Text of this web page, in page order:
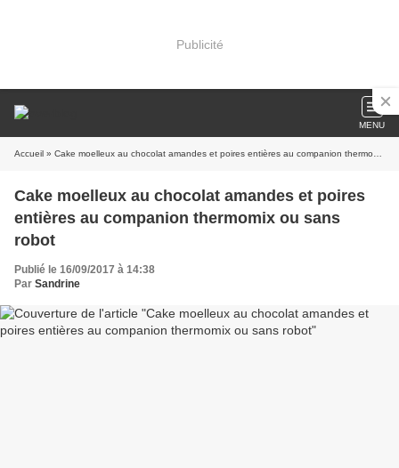
Publicité
MENU
Accueil » Cake moelleux au chocolat amandes et poires entières au companion thermomix ou sans robot
Cake moelleux au chocolat amandes et poires
entières au companion thermomix ou sans
robot
Publié le 16/09/2017 à 14:38
Par Sandrine